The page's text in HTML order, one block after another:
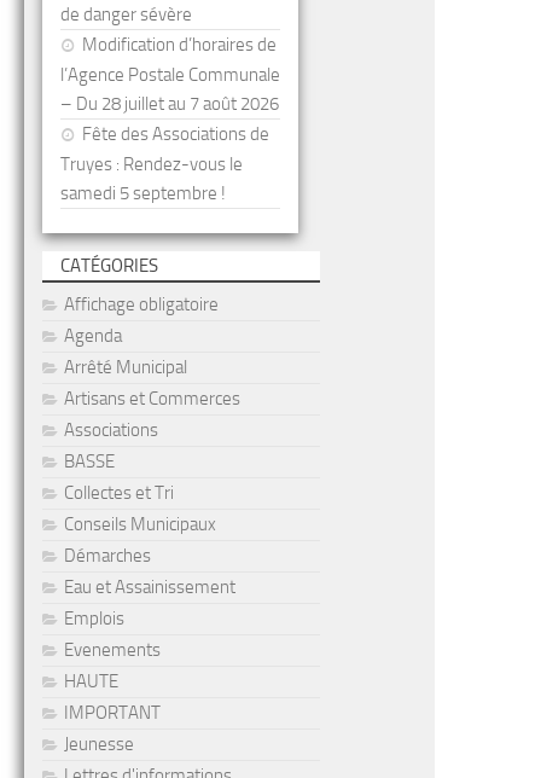
de danger sévère
Modification d’horaires de
l’Agence Postale Communale
– Du 28 juillet au 7 août 2026
Fête des Associations de
Truyes : Rendez-vous le
samedi 5 septembre !
CATÉGORIES
Affichage obligatoire
Agenda
Arrêté Municipal
Artisans et Commerces
Associations
BASSE
Collectes et Tri
Conseils Municipaux
Démarches
Eau et Assainissement
Emplois
Evenements
HAUTE
IMPORTANT
Jeunesse